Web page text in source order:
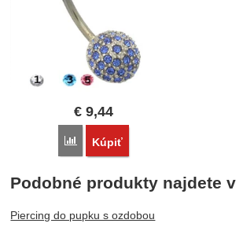
€ 9,44
Porovnať
Kúpiť
Podobné produkty najdete v
Piercing do pupku s ozdobou